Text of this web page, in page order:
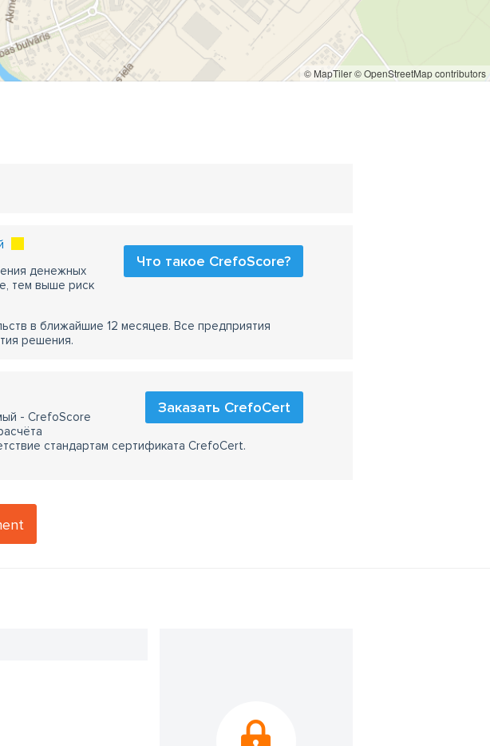
© MapTiler© OpenStreetMap contributors
Что такое CrefoScore?
денежных
тем выше риск
в ближайшие 12 месяцев. Все предприятия
решения.
Заказать CrefoCert
- CrefoScore
стандартам сертификата CrefoCert.